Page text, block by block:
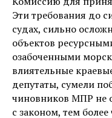
Эти требования до
судах, сильно
объектов
озабоченными
влиятельные
депутаты, сумели
чиновников МПР не
с законом, тем